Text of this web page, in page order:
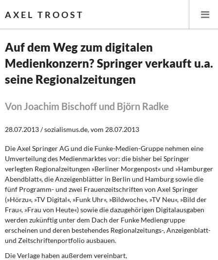
AXEL TROOST
Startseite
Leitlinien linker Wirtschafts- und Finanzpolitik
Wirtschaftspolitik
Steuer- und Finanzpolitik
Öffentliche Infrastruktur und Daseinsvorsorge
Eurokrise und Griechenland
DIE LINKE
Weitere Themen
Auf dem Weg zum digitalen
Medienkonzern? Springer verkauft u.a.
seine Regionalzeitungen
Von Joachim Bischoff und Björn Radke
28.07.2013 / sozialismus.de, vom 28.07.2013
Die Axel Springer AG und die Funke-Medien-Gruppe nehmen eine
Umverteilung des Medienmarktes vor: die bisher bei Springer
verlegten Regionalzeitungen »Berliner Morgenpost« und »Hamburger
Abendblatt«, die Anzeigenblätter in Berlin und Hamburg sowie die
fünf Programm- und zwei Frauenzeitschriften von Axel Springer
(»Hörzu«, »TV Digital«, »Funk Uhr«, »Bildwoche«, »TV Neu«, »Bild der
Frau«, »Frau von Heute«) sowie die dazugehörigen Digitalausgaben
werden zukünftig unter dem Dach der Funke Mediengruppe
erscheinen und deren bestehendes Regionalzeitungs-, Anzeigenblatt-
und Zeitschriftenportfolio ausbauen.
Die Verlage haben außerdem vereinbart,